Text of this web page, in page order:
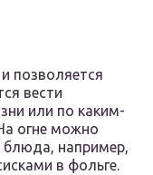
позволяется
вести
или по каким-
огне можно
блюда, например,
в фольге.